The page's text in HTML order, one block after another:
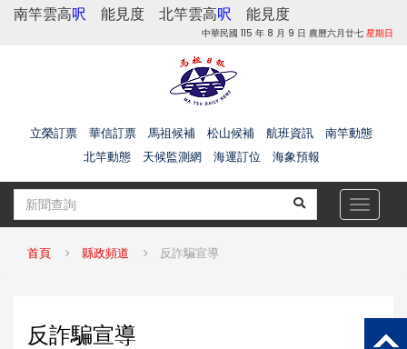
南竿雲高呎 能見度 北竿雲高呎 能見度
中華民國 115 年 8 月 9 日 農曆六月廿七 星期日
立榮訂票 華信訂票 馬祖候補 松山候補 航班資訊
南竿動態
北竿動態
天候監測網 海運訂位 海象預報
Toggle
首頁 縣政頻道 反詐騙宣導
反詐騙宣導